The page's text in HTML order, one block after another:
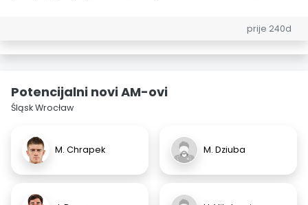
prije 240d
Potencijalni novi AM-ovi
Śląsk Wrocław
M. Chrapek M. Dziuba